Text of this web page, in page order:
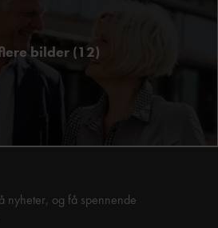
bilder (12)
nyheter, og få spennende